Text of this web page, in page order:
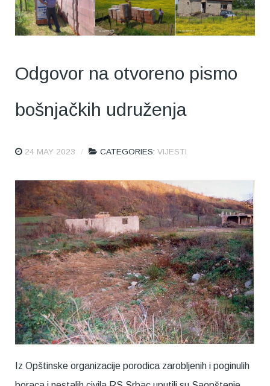
Odgovor na otvoreno pismo
bošnjačkih udruženja
24 MAY 2023 CATEGORIES: VIJESTI
Iz Opštinske organizacije porodica zarobljenih i poginulih